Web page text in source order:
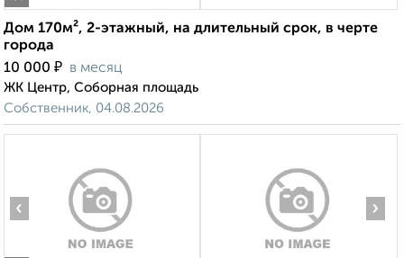
Дом 170м², 2-этажный, на длительный срок, в черте
города
10 000 ₽ в месяц
ЖК Центр, Соборная площадь
Собственник, 04.08.2026
‹ ›